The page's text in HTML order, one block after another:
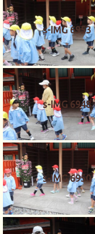
s-IMG 6953
s-IMG 6948
s-IMG 6950